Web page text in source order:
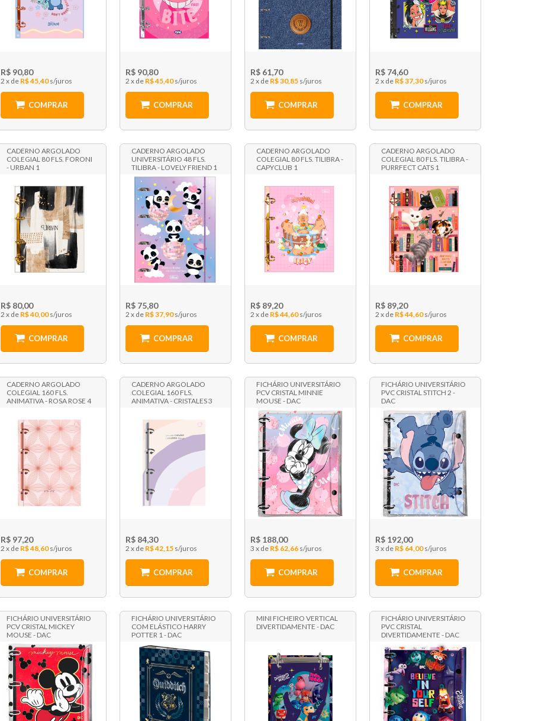
R$ 90,80
2 x R$ 45,40
COMPRAR
R$ 90,80
2 x R$ 45,40
COMPRAR
R$ 61,70
2 x R$ 30,85
COMPRAR
R$ 74,60
2 x R$ 37,30
COMPRAR
CADERNO ARGOLADO
COLEGIAL 80 FLS. FORONI
- URBAN 1
R$ 80,00
2 x R$ 40,00
COMPRAR
CADERNO ARGOLADO
UNIVERSITÁRIO 48 FLS.
TILIBRA - LOVELY FRIEND 1
R$ 75,80
2 x R$ 37,90
COMPRAR
CADERNO ARGOLADO
COLEGIAL 80 FLS. TILIBRA -
CAPYCLUB 1
R$ 89,20
2 x R$ 44,60
COMPRAR
CADERNO ARGOLADO
COLEGIAL 80 FLS. TILIBRA -
PURRFECT CATS 1
R$ 89,20
2 x R$ 44,60
COMPRAR
CADERNO ARGOLADO
COLEGIAL 160 FLS.
ANIMATIVA - ROSA ROSE 4
R$ 97,20
2 x R$ 48,60
COMPRAR
CADERNO ARGOLADO
COLEGIAL 160 FLS.
ANIMATIVA - CRISTALES 3
R$ 84,30
2 x R$ 42,15
COMPRAR
FICHÁRIO UNIVERSITÁRIO
PCV CRISTAL MINNIE
MOUSE - DAC
R$ 188,00
3 x R$ 62,66
COMPRAR
FICHÁRIO UNIVERSITÁRIO
PVC CRISTAL STITCH 2 -
DAC
R$ 192,00
3 x R$ 64,00
COMPRAR
FICHÁRIO UNIVERSITÁRIO
PCV CRISTAL MICKEY
MOUSE - DAC
FICHÁRIO UNIVERSITÁRIO
COM ELÁSTICO HARRY
POTTER 1 - DAC
MINI FICHEIRO VERTICAL
DIVERTIDAMENTE - DAC
FICHÁRIO UNIVERSITÁRIO
PVC CRISTAL
DIVERTIDAMENTE - DAC